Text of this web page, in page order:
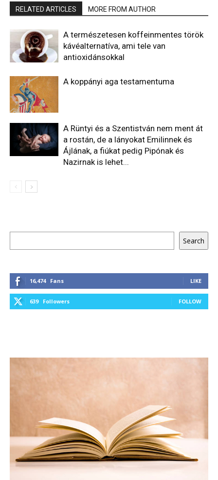
RELATED ARTICLES MORE FROM AUTHOR
A természetesen koffeinmentes török
kávéalternatíva, ami tele van
antioxidánsokkal
A koppányi aga testamentuma
A Rüntyi és a Szentistván nem ment át
a rostán, de a lányokat Emilinnek és
Ájlának, a fiúkat pedig Pipónak és
Nazirnak is lehet...
Search
16,474 Fans LIKE
639 Followers FOLLOW